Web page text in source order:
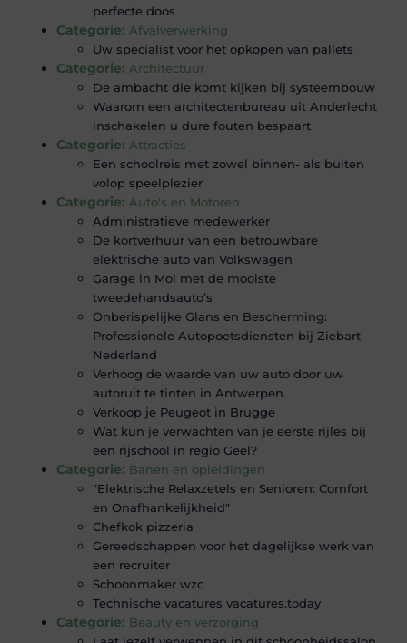
perfecte doos
Categorie: Afvalverwerking
Uw specialist voor het opkopen van pallets
Categorie: Architectuur
De ambacht die komt kijken bij systeembouw
Waarom een architectenbureau uit Anderlecht
inschakelen u dure fouten bespaart
Categorie: Attracties
Een schoolreis met zowel binnen- als buiten
volop speelplezier
Categorie: Auto's en Motoren
Administratieve medewerker
De kortverhuur van een betrouwbare
elektrische auto van Volkswagen
Garage in Mol met de mooiste
tweedehandsauto’s
Onberispelijke Glans en Bescherming:
Professionele Autopoetsdiensten bij Ziebart
Nederland
Verhoog de waarde van uw auto door uw
autoruit te tinten in Antwerpen
Verkoop je Peugeot in Brugge
Wat kun je verwachten van je eerste rijles bij
een rijschool in regio Geel?
Categorie: Banen en opleidingen
"Elektrische Relaxzetels en Senioren: Comfort
en Onafhankelijkheid"
Chefkok pizzeria
Gereedschappen voor het dagelijkse werk van
een recruiter
Schoonmaker wzc
Technische vacatures vacatures.today
Categorie: Beauty en verzorging